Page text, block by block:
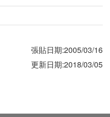
張貼日期:2005/03/16
更新日期:2018/03/05